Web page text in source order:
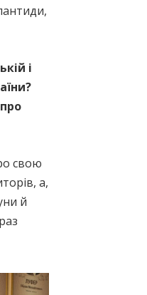
і
свою
а,
й